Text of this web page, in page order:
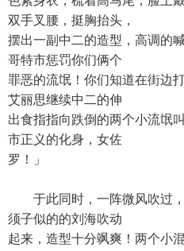
双手叉腰，挺胸抬头，
摆出一副中二的造型，高调的
哥特市惩罚你们俩个
罪恶的流氓！你们知道在街边
艾丽思继续中二的伸
出食指指向跌倒的两个小流氓
市正义的化身，女佐
罗！」
于此同时，一阵微风吹过，
须子似的的刘海吹动
起来，造型十分飒爽！两个小